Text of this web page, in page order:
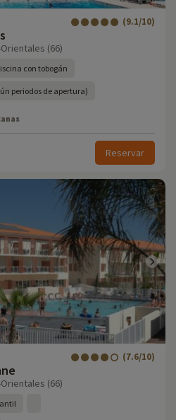
(9.1/10)
(66)
con tobogán
periodos de apertura)
Reservar
(7.6/10)
(66)